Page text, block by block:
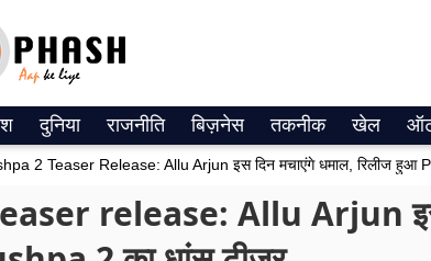
दुनिया राजनीति बिज़नेस तकनीक खेल
release: Allu Arjun इस